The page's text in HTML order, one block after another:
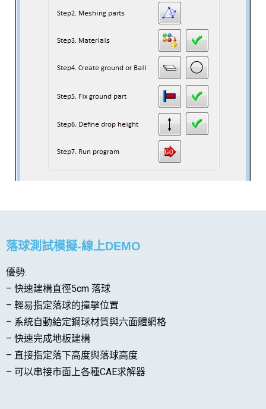
落球測試模擬-線上DEMO
優勢:
– 快速建構直徑5cm 落球
– 輕易指定落球的撞擊位置
– 系統自動給定鋼球材質與六面體網格
– 快速完成地板建構
– 直接指定落下高度與落球高度
– 可以串接市面上各種CAE求解器